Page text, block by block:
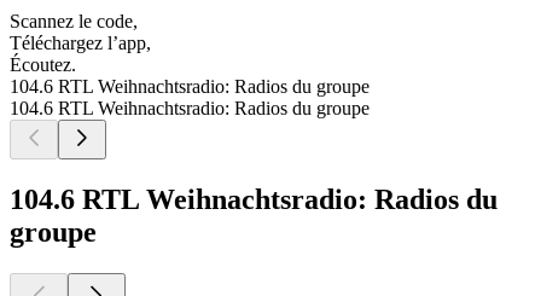
Scannez le code,
Téléchargez l’app,
Écoutez.
104.6 RTL Weihnachtsradio: Radios du groupe
104.6 RTL Weihnachtsradio: Radios du groupe
104.6 RTL Weihnachtsradio: Radios du
groupe